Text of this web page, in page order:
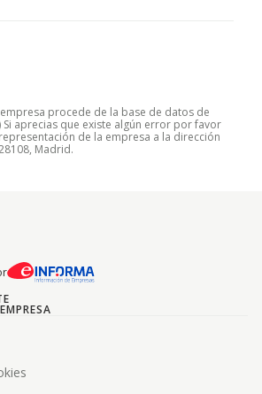
procede de la base de datos de
Si aprecias que existe algún error por favor
de la empresa a la dirección
Madrid.